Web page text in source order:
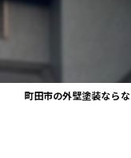
町田市の外壁塗装なら